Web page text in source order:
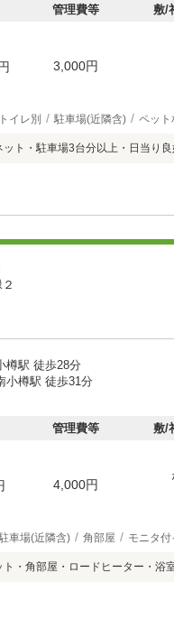
管理費等 敷/
3,000円
イレ別 駐車場(近隣含) ペット
ト・駐車場3台分以上・日当り
樽駅 徒歩28分
小樽駅 徒歩31分
管理費等 敷/
4,000円
車場(近隣含) 角部屋 モニタ
・角部屋・ロードヒーター・